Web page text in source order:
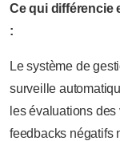
Ce qui différencie
:
Le système de
surveille
les évaluations
feedbacks négatifs